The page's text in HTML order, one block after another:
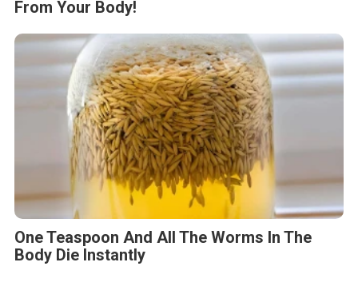
This Simple Trick Removes All Parasites
From Your Body!
One Teaspoon And All The Worms In The